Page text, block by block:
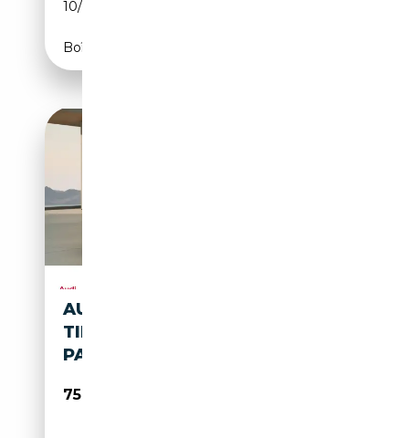
10/2020
Boîte automatique
AUDI Q8 50 TDI QUATTRO
TIPTRONIC
PANO/ACC/EINPARKHI
75 280€